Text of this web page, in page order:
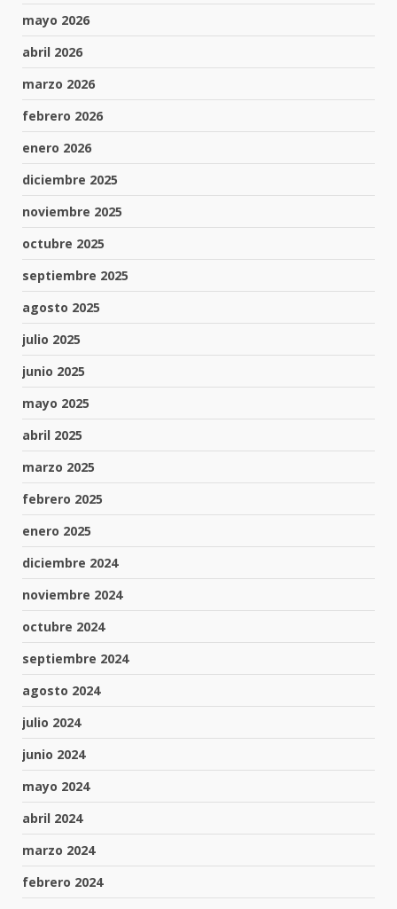
mayo 2026
abril 2026
marzo 2026
febrero 2026
enero 2026
diciembre 2025
noviembre 2025
octubre 2025
septiembre 2025
agosto 2025
julio 2025
junio 2025
mayo 2025
abril 2025
marzo 2025
febrero 2025
enero 2025
diciembre 2024
noviembre 2024
octubre 2024
septiembre 2024
agosto 2024
julio 2024
junio 2024
mayo 2024
abril 2024
marzo 2024
febrero 2024